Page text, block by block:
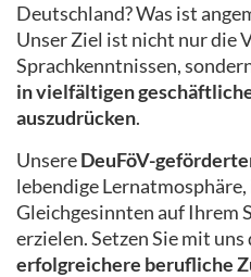
Deutschland? Was ist
Unser Ziel ist nicht nur die
Sprachkenntnissen,
in vielfältigen
auszudrücken.
UnsereDeuFöV-
lebendige
Gleichgesinnten auf Ihrem
erzielen. Setzen Sie mit
erfolgreichere berufliche